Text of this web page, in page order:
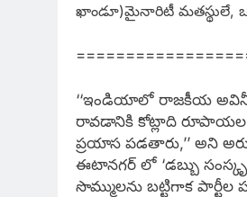
ఖాండూ)మైనారిటీ మతస్థులే,
‘‘ఇండియాలో రాజకీయ
రావడానికి కోట్లాది రూపాయల
ప్రయాస పడతారు,’’ అని
ఈటానగర్‌ లో ‘డబ్బు
సొమ్ములను బట్టిగాక